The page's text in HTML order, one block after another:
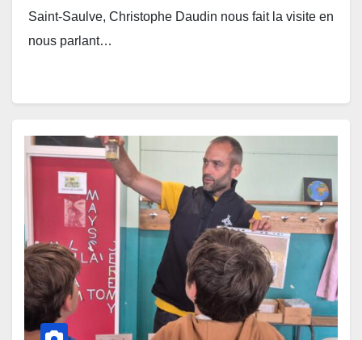
Saint-Saulve, Christophe Daudin nous fait la visite en
nous parlant…